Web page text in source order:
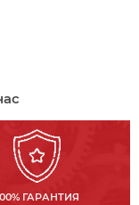
ГАРАНТИЯ